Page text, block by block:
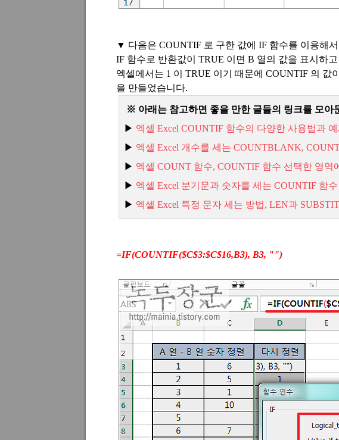
▼ 다음은 COUNTIF 로 구한 값에 IF 함수를 이용해
IF 함수로 반환값이 TRUE 이면 B 열의 값을 표시하고
엑셀에서는 1 이 TRUE 이기 때문에 COUNTIF 의 값이
을 만들었습니다.
※ 아래는 참고하면 좋을 만한 글들의 링크를 모아
▶ 엑셀 Excel COUNTIF 함수의 다양한 사용법과 예
▶ 엑셀 Excel 개수를 세는 COUNTBLANK,
▶ 엑셀 COUNT 함수, COUNTIF 함수 선택한 영역
▶ 엑셀 Excel 분기문과 숫자를 세는 COUNTIF 함수
▶ 엑셀 Excel 특정 문자 세는 방법, LEN과
=IF(COUNTIF($C$3:$C$16,B3), B3, "")